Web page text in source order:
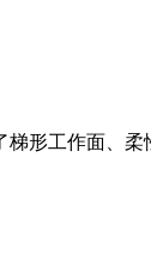
形工作面、